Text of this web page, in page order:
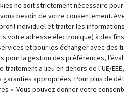
Toulon aéroport, dès votre
à l’avance votre
voiture aéroport Toulon
séjour dans la région.
la ville de Toulon, en une petite
alors suivre les indications pour
ne soit strictement nécessaire
besoin de votre consentement.
individuel et traiter les
votre adresse électronique) à des
et pour les échanger avec des
pour la gestion des préférences,
traitement a lieu en dehors de l’UE/
appropriées. Pour plus de
». Vous pouvez donner votre